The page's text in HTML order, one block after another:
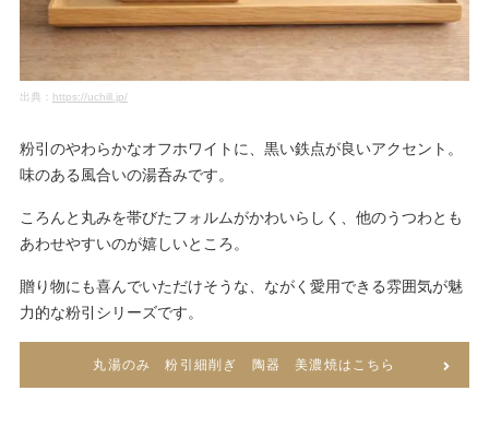
出典： https://uchill.jp/
粉引のやわらかなオフホワイトに、黒い鉄点が良いアクセント。
味のある風合いの湯呑みです。
ころんと丸みを帯びたフォルムがかわいらしく、他のうつわとも
あわせやすいのが嬉しいところ。
贈り物にも喜んでいただけそうな、ながく愛用できる雰囲気が魅
力的な粉引シリーズです。
丸湯のみ 粉引細削ぎ 陶器 美濃焼はこちら